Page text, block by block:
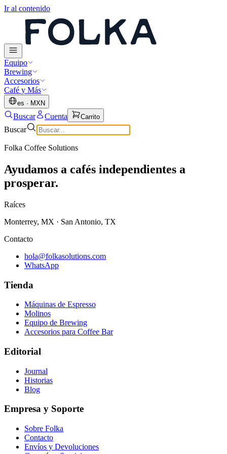
Ir al contenido
Equipo
Brewing
Accesorios
Café y Más
es · MXN
Buscar Cuenta Carrito
Buscar
Folka Coffee Solutions
Ayudamos a cafés independientes a
prosperar.
Raíces
Monterrey, MX · San Antonio, TX
Contacto
hola@folkasolutions.com
WhatsApp
Tienda
Máquinas de Espresso
Molinos
Equipo de Brewing
Accesorios para Coffee Bar
Editorial
Journal
Historias
Blog
Empresa y Soporte
Sobre Folka
Contacto
Envíos y Devoluciones